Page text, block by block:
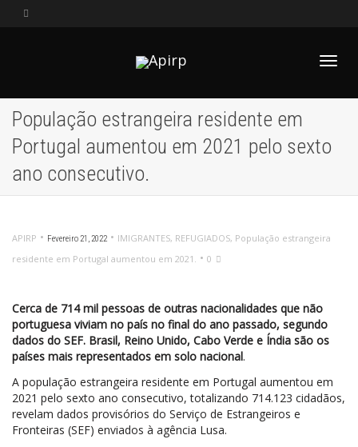
População estrangeira residente em
Portugal aumentou em 2021 pelo sexto
ano consecutivo.
APIRP • Fevereiro 21, 2022 • IMIGRANTES, REFUGIADOS, População estrangeira
residente em Portugal aumentou em 2021. • 0
Cerca de 714 mil pessoas de outras nacionalidades que não
portuguesa viviam no país no final do ano passado, segundo
dados do SEF. Brasil, Reino Unido, Cabo Verde e Índia são os
países mais representados em solo nacional.
A população estrangeira residente em Portugal aumentou em
2021 pelo sexto ano consecutivo, totalizando 714.123 cidadãos,
revelam dados provisórios do Serviço de Estrangeiros e
Fronteiras (SEF) enviados à agência Lusa.